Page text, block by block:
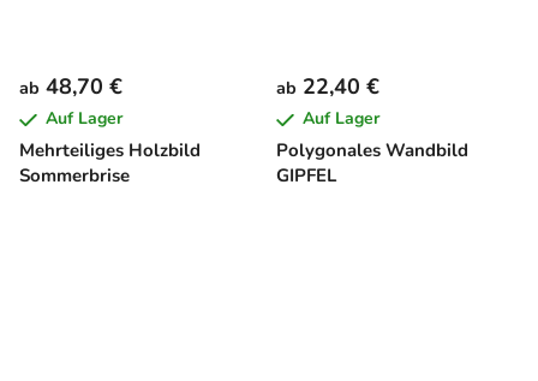
Mehrteiliges Holzbild
Sommerbrise
ab 48,70 €
Auf Lager
Polygonales Wandbild
GIPFEL
ab 22,40 €
Auf Lager